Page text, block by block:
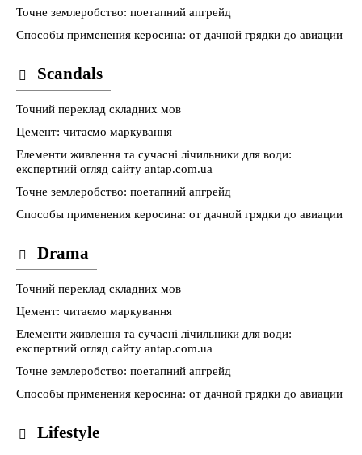
Точне землеробство: поетапний апгрейд
Способы применения керосина: от дачной грядки до авиации
Scandals
Точний переклад складних мов
Цемент: читаємо маркування
Елементи живлення та сучасні лічильники для води:
експертний огляд сайту antap.com.ua
Точне землеробство: поетапний апгрейд
Способы применения керосина: от дачной грядки до авиации
Drama
Точний переклад складних мов
Цемент: читаємо маркування
Елементи живлення та сучасні лічильники для води:
експертний огляд сайту antap.com.ua
Точне землеробство: поетапний апгрейд
Способы применения керосина: от дачной грядки до авиации
Lifestyle